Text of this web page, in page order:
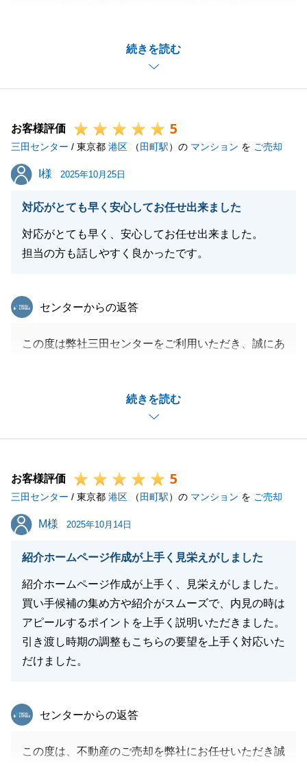
続きを読む
だき、大変光栄です。
ご売却活動開始時は、N様のお部屋と類似する売却情
報が複数販売中でしたが、常にお住み替え希望時期や
提案できたと存じます。
また、内覧時の検討者様とのやり取りや建具可動方法
のご説明など、快くご対応いただきありがとうござい
ました。
今後とも、不動産に関するご相談やご要望がございま
どうぞよろしくお願い申し上げます。
閉じる
お客様評価 5
三田センター / 東京都 港区 （ 田町駅）の マンション を ご売却
I様
I様 2025年10月25日
対応がとても早く安心してお任せ出来ました
対応がとても早く、安心してお任せ出来ました。
担当の方も話しやすく良かったです。
続きを読む
東急リバブル
センターからの返答
この度は弊社三田センターをご利用いただき、誠にあ
れたことを嬉しく思います。
今後も不動産に関するご不明点がございましたら、お
気軽にご相談ください。
お客様評価 5
三田センター / 東京都 港区 （ 田町駅）の マンション を ご売却
M様
M様 2025年10月14日
紹介ホームページ作成が上手く見栄えがしました
紹介ホームページ作成が上手く、見栄えがしました。
買い手候補の集め方や紹介がスムーズで、内見の時は
アピールするポイントを上手く説明いただきました。
引き渡し時期の調整もこちらの要望を上手く対応いた
だけました。
東急リバブル
センターからの返答
この度は、不動産のご売却を弊社にお任せいただき誠